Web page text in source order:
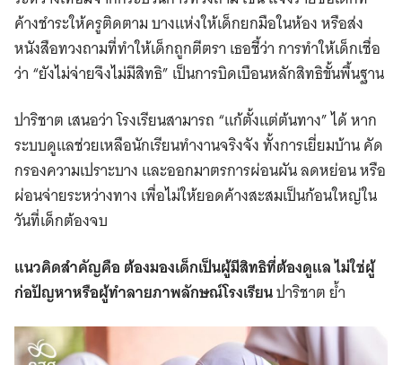
ค้างชำระให้ครูติดตาม บางแห่งให้เด็กยกมือในห้อง หรือส่ง
หนังสือทวงถามที่ทำให้เด็กถูกตีตรา เธอชี้ว่า การทำให้เด็กเชื่อ
ว่า “ยังไม่จ่ายจึงไม่มีสิทธิ” เป็นการบิดเบือนหลักสิทธิขั้นพื้นฐาน
ปาริชาต เสนอว่า โรงเรียนสามารถ “แก้ตั้งแต่ต้นทาง” ได้ หาก
ระบบดูแลช่วยเหลือนักเรียนทำงานจริงจัง ทั้งการเยี่ยมบ้าน คัด
กรองความเปราะบาง และออกมาตรการผ่อนผัน ลดหย่อน หรือ
ผ่อนจ่ายระหว่างทาง เพื่อไม่ให้ยอดค้างสะสมเป็นก้อนใหญ่ใน
วันที่เด็กต้องจบ
แนวคิดสำคัญคือ ต้องมองเด็กเป็นผู้มีสิทธิที่ต้องดูแล ไม่ใช่ผู้
ก่อปัญหาหรือผู้ทำลายภาพลักษณ์โรงเรียนปาริชาต ย้ำ